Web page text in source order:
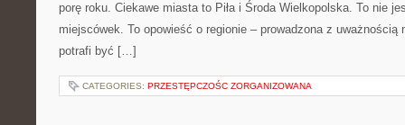
porę roku. Ciekawe miasta to Piła i Środa Wielkopolska. To nie
miejscówek. To opowieść o regionie – prowadzona z uważnością
potrafi być […]
CATEGORIES: PRZESTĘPCZOŚC ZORGANIZOWANA